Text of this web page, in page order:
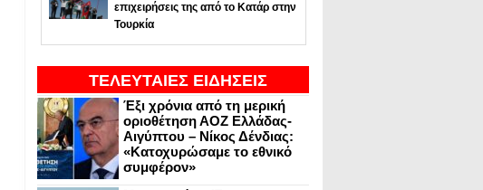
επιχειρήσεις της από το Κατάρ στην
Τουρκία
ΤΕΛΕΥΤΑΙΕΣ ΕΙΔΗΣΕΙΣ
Έξι χρόνια από τη μερική
οριοθέτηση ΑΟΖ Ελλάδας-
Αιγύπτου – Νίκος Δένδιας:
«Κατοχυρώσαμε το εθνικό
συμφέρον»